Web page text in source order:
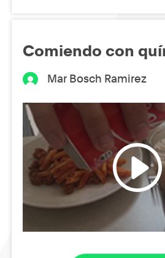
Comiendo con
Mar Bosch Ramirez